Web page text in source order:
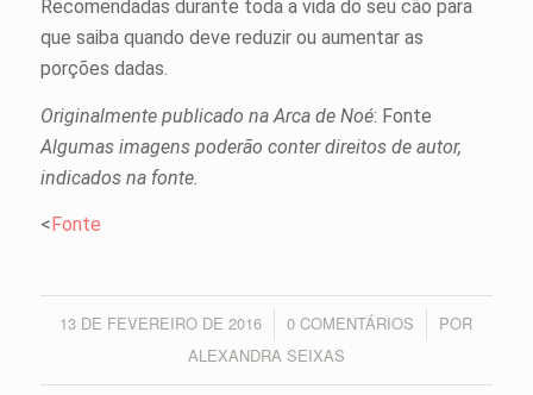
Recomendadas durante toda a vida do seu cão para
que saiba quando deve reduzir ou aumentar as
porções dadas.
Originalmente publicado na Arca de Noé: Fonte
Algumas imagens poderão conter direitos de autor,
indicados na fonte.
< Fonte
13 DE FEVEREIRO DE 2016
/ 0 COMENTÁRIOS
/
POR
ALEXANDRA SEIXAS